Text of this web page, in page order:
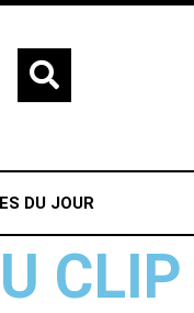
DU JOUR
CLIP